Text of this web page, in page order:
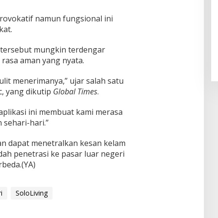
namun fungsional ini
mungkin terdengar
aman yang nyata.
menerimanya,” ujar salah satu
yang dikutip Global Times.
ini membuat kami merasa
sehari-hari.”
dapat menetralkan kesan kelam
penetrasi ke pasar luar negeri
SoloLiving
Pendaftaran Istana Dibuka,
Di Daerah, Nasional
09:13 WIB